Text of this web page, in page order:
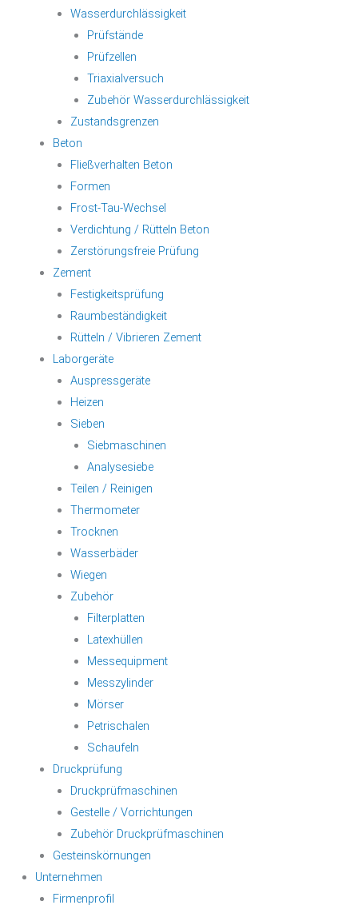
Wasserdurchlässigkeit
Prüfstände
Prüfzellen
Triaxialversuch
Zubehör Wasserdurchlässigkeit
Zustandsgrenzen
Beton
Fließverhalten Beton
Formen
Frost-Tau-Wechsel
Verdichtung / Rütteln Beton
Zerstörungsfreie Prüfung
Zement
Festigkeitsprüfung
Raumbeständigkeit
Rütteln / Vibrieren Zement
Laborgeräte
Auspressgeräte
Heizen
Sieben
Siebmaschinen
Analysesiebe
Teilen / Reinigen
Thermometer
Trocknen
Wasserbäder
Wiegen
Zubehör
Filterplatten
Latexhüllen
Messequipment
Messzylinder
Mörser
Petrischalen
Schaufeln
Druckprüfung
Druckprüfmaschinen
Gestelle / Vorrichtungen
Zubehör Druckprüfmaschinen
Gesteinskörnungen
Unternehmen
Firmenprofil